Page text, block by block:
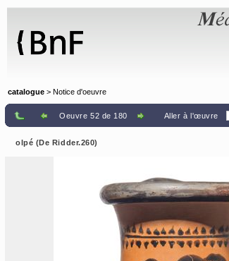
catalogue > Notice d'oeuvre
Oeuvre 52 de 180 Aller à l'œuvre
olpé (De Ridder.260)